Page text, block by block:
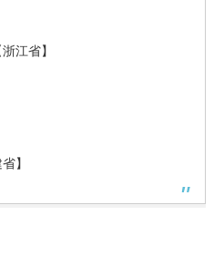
江省】
】